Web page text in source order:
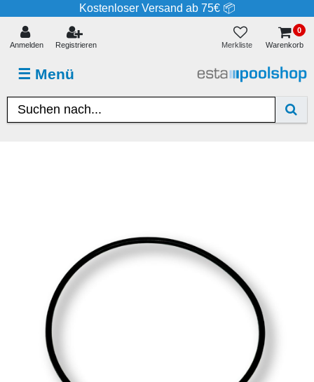
Kostenloser Versand ab 75€ 📦
☰ Menü
Anmelden Registrieren Merkliste
0
Warenkorb